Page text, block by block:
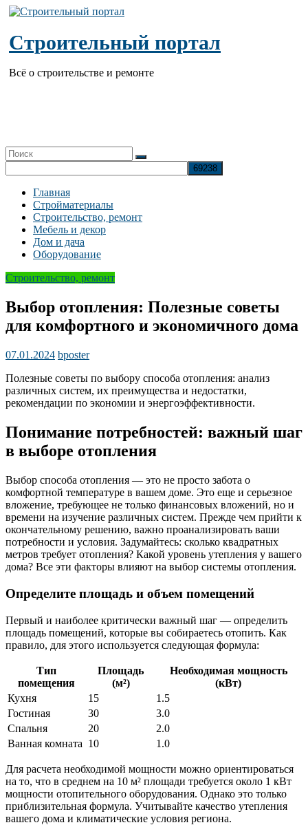
Перейти
содержимому
Строительный портал
Всё о строительстве и ремонте
Главная
Стройматериалы
Строительство, ремонт
Мебель и декор
Дом и дача
Оборудование
Строительство, ремонт
Выбор отопления: Полезные советы
для комфортного и экономичного дома
07.01.2024 bposter
Полезные советы по выбору способа отопления: анализ
различных систем, их преимущества и недостатки,
рекомендации по экономии и энергоэффективности.
Понимание потребностей: важный шаг
в выборе отопления
Выбор способа отопления — это не просто забота о
комфортной температуре в вашем доме. Это еще и серьезное
вложение, требующее не только финансовых вложений, но и
времени на изучение различных систем. Прежде чем прийти к
окончательному решению, важно проанализировать ваши
потребности и условия. Задумайтесь: сколько квадратных
метров требует отопления? Какой уровень утепления у вашего
дома? Все эти факторы влияют на выбор системы отопления.
Определите площадь и объем помещений
Первый и наиболее критически важный шаг — определить
площадь помещений, которые вы собираетесь отопить. Как
правило, для этого используется следующая формула:
Тип
помещения
Площадь
(м²)
Необходимая мощность
(кВт)
Кухня
15
1.5
Гостиная
30
3.0
Спальня
20
2.0
Ванная комната 10 1.0
Для расчета необходимой мощности можно ориентироваться
на то, что в среднем на 10 м² площади требуется около 1 кВт
мощности отопительного оборудования. Однако это только
приблизительная формула. Учитывайте качество утепления
вашего дома и климатические условия региона.